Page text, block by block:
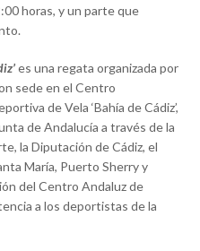
horas, y un parte que
es una regata organizada por
sede en el Centro
de Vela ‘Bahía de Cádiz’,
de Andalucía a través de la
la Diputación de Cádiz, el
María, Puerto Sherry y
del Centro Andaluz de
a los deportistas de la